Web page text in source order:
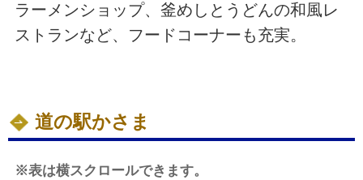
ラーメンショップ、釜めしとうどんの和風レ
ストランなど、フードコーナーも充実。
道の駅かさま
※表は横スクロールできます。